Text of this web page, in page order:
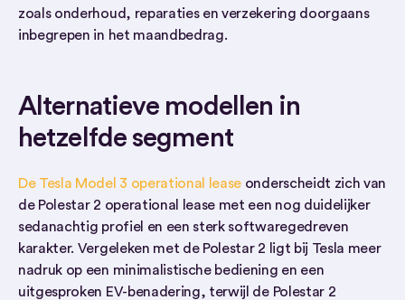
zoals onderhoud, reparaties en verzekering doorgaans
inbegrepen in het maandbedrag.
Alternatieve modellen in
hetzelfde segment
De Tesla Model 3 operational lease onderscheidt zich van
de Polestar 2 operational lease met een nog duidelijker
sedanachtig profiel en een sterk softwaregedreven
karakter. Vergeleken met de Polestar 2 ligt bij Tesla meer
nadruk op een minimalistische bediening en een
uitgesproken EV-benadering, terwijl de Polestar 2